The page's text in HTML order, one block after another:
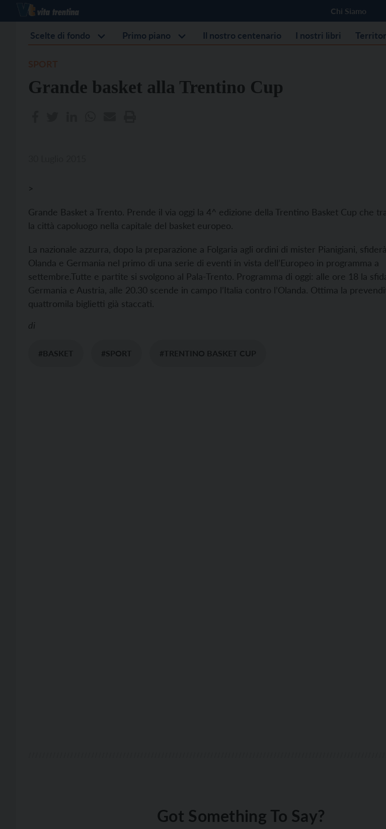
Chi Siamo
Scelte di fondo Primo piano Il nostro centenario I nostri libri
Grande basket alla Trentino Cup
>
Grande Basket a Trento. Prende il via oggi la 4^ edizione della Trentino Basket Cup che
la città capoluogo nella capitale del basket europeo.
La nazionale azzurra, dopo la preparazione a Folgaria agli ordini di mister Pianigiani,
Olanda e Germania nel primo di una serie di eventi in vista dell’Europeo in programma a
settembre.Tutte e partite si svolgono al Pala-Trento. Programma di oggi: alle ore 18 la
Germania e Austria, alle 20.30 scende in campo l’Italia contro l’Olanda. Ottima la
quattromila biglietti già staccati.
di
#BASKET #SPORT #TRENTINO BASKET CUP
Got Something To Say?